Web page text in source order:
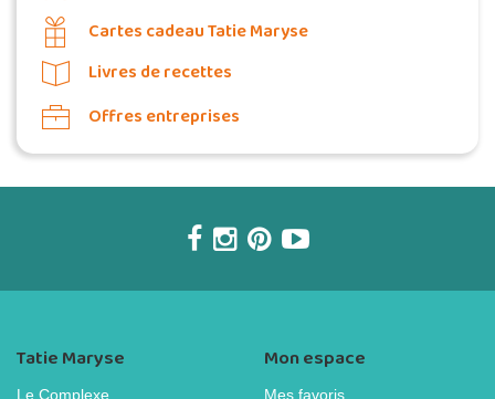
Cartes cadeau Tatie Maryse
Livres de recettes
Offres entreprises
Tatie Maryse
Le Complexe
Mon espace
Mes favoris